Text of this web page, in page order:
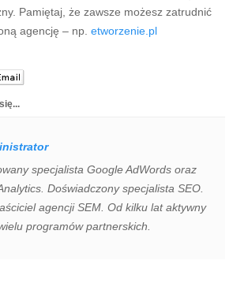
Pamiętaj, że zawsze możesz zatrudnić
agencję – np. etworzenie.pl
specjalista Google AdWords oraz
Doświadczony specjalista SEO.
agencji SEM. Od kilku lat aktywny
programów partnerskich.